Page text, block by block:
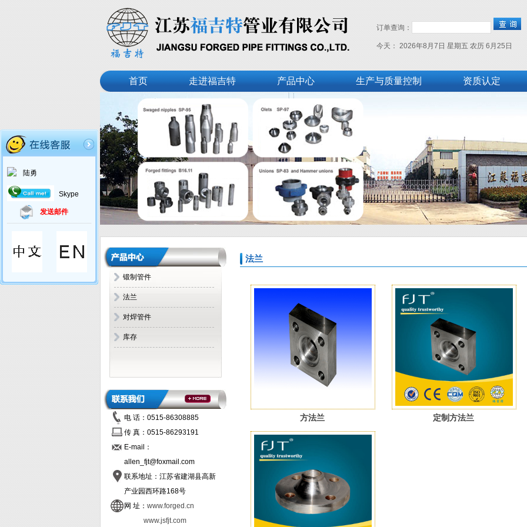
订单查询：
今天： 2026年8月7日 星期五 农历 6月25日
首页 走进福吉特 产品中心 生产与质量控制 资质认定
锻制管件
法兰
对焊管件
库存
电 话：0515-86308885
传 真：0515-86293191
E-mail：
allen_fjt@foxmail.com
联系地址：江苏省建湖县高新
产业园西环路168号
网 址： www.forged.cn
www.jsfjt.com
法兰
方法兰 定制方法兰
陆勇
Skype
发送邮件